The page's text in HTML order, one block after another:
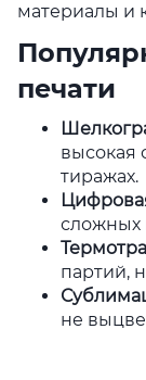
материалы и
печати
высокая
тиражах.
сложных
партий,
не